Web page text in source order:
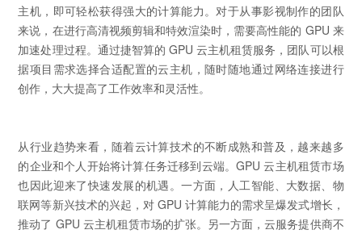
主机，即可轻松获得强大的计算能力。对于从事影视制作的团队
来说，在进行高清视频剪辑和特效渲染时，需要高性能的 GPU 来
加速处理过程。通过捷智算的 GPU 云主机租赁服务，团队可以根
据项目需求选择合适配置的云主机，随时随地通过网络连接进行
创作，大大提高了工作效率和灵活性。
从行业趋势来看，随着云计算技术的不断成熟和普及，越来越多
的企业和个人开始将计算任务迁移到云端。GPU 云主机租赁市场
也因此迎来了快速发展的机遇。一方面，人工智能、大数据、物
联网等新兴技术的兴起，对 GPU 计算能力的需求呈爆发式增长，
推动了 GPU 云主机租赁市场的扩张。另一方面，云服务提供商不